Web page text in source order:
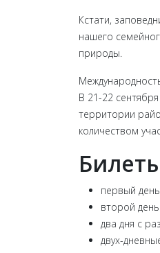
Кстати,
нашего
природы.
В 21-22
территории
количеством
первый
второй
два дня с
двух-